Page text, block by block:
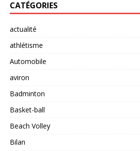
CATÉGORIES
actualité
athlétisme
Automobile
aviron
Badminton
Basket-ball
Beach Volley
Bilan